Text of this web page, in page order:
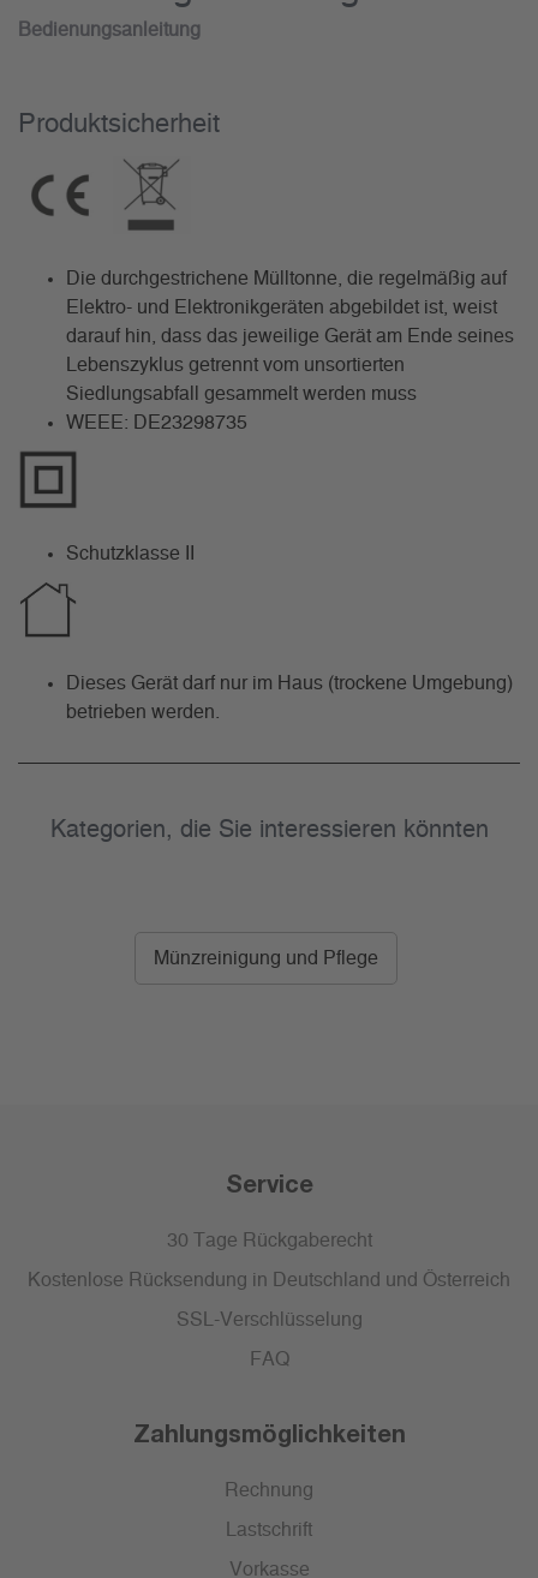
Bedienungsanleitung
Produktsicherheit
Die durchgestrichene Mülltonne, die regelmäßig auf
Elektro- und Elektronikgeräten abgebildet ist, weist
darauf hin, dass das jeweilige Gerät am Ende seines
Lebenszyklus getrennt vom unsortierten
Siedlungsabfall gesammelt werden muss
WEEE: DE23298735
Schutzklasse II
Dieses Gerät darf nur im Haus (trockene Umgebung)
betrieben werden.
Kategorien, die Sie interessieren könnten
Münzreinigung und Pflege
Service
30 Tage Rückgaberecht
Kostenlose Rücksendung in Deutschland und Österreich
SSL-Verschlüsselung
FAQ
Zahlungsmöglichkeiten
Rechnung
Lastschrift
Vorkasse